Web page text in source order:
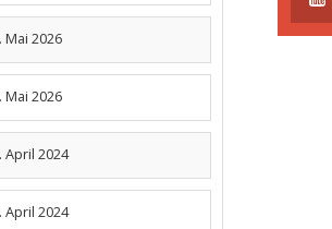
Mai 2026
Mai 2026
April 2024
April 2024